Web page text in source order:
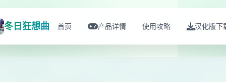
冬日狂想曲 首页 产品详情 使用攻略 汉化版下